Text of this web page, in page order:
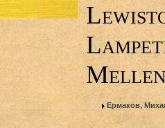
Mellen
Ермаков,